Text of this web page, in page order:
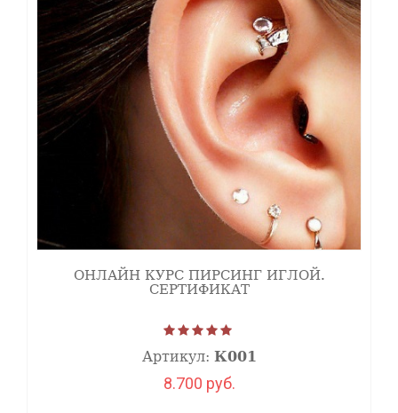
ОНЛАЙН КУРС ПИРСИНГ ИГЛОЙ.
СЕРТИФИКАТ
Артикул: К001
8.700 руб.